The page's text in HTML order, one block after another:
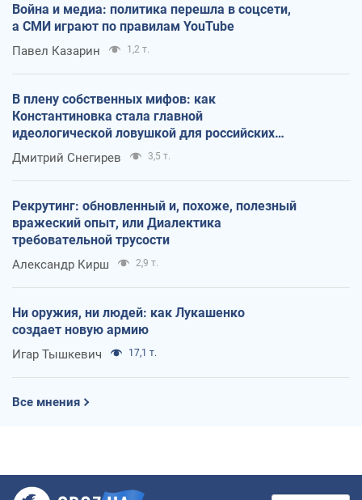
Война и медиа: политика перешла в соцсети,
а СМИ играют по правилам YouTube
Павел Казарин 1,2 т.
В плену собственных мифов: как
Константиновка стала главной
идеологической ловушкой для российских
оккупантов
Дмитрий Снегирев 3,5 т.
Рекрутинг: обновленный и, похоже, полезный
вражеский опыт, или Диалектика
требовательной трусости
Александр Кирш 2,9 т.
Ни оружия, ни людей: как Лукашенко
создает новую армию
Игар Тышкевич 17,1 т.
Все мнения